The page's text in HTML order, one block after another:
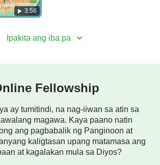
ng Diyos.
manindigan sa hinaharap,
ay pasayahin,
Kanya hanggang sa dulo,
bumuo
3:56
Ipakita ang iba pa
Fellowship
ay tumitindi, na nag-iiwan sa atin sa
magawa. Kaya paano natin
ang pagbabalik ng Panginoon at
kaligtasan upang matamasa ang
at kagalakan mula sa Diyos?